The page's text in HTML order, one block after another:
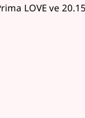
LOVE ve 20.15